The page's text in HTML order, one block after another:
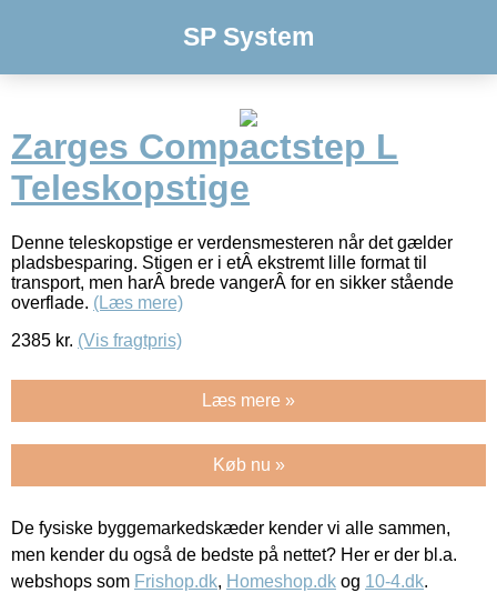
SP System
Zarges Compactstep L
Teleskopstige
Denne teleskopstige er verdensmesteren når det gælder
pladsbesparing. Stigen er i etÂ ekstremt lille format til
transport, men harÂ brede vangerÂ for en sikker stående
overflade. (Læs mere)
2385 kr. (Vis fragtpris)
Læs mere »
Køb nu »
De fysiske byggemarkedskæder kender vi alle sammen,
men kender du også de bedste på nettet? Her er der bl.a.
webshops som Frishop.dk, Homeshop.dk og 10-4.dk.